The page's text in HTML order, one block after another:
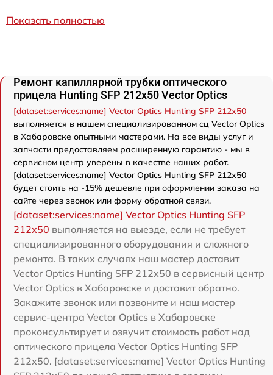
Показать полностью
Ремонт капиллярной трубки оптического
прицела Hunting SFP 212x50 Vector Optics
[dataset:services:name] Vector Optics Hunting SFP 212x50
выполняется в нашем специализированном сц Vector Optics
в Хабаровске опытными мастерами. На все виды услуг и
запчасти предоставляем расширенную гарантию - мы в
сервисном центр уверены в качестве наших работ.
[dataset:services:name] Vector Optics Hunting SFP 212x50
будет стоить на -15% дешевле при оформлении заказа на
сайте через звонок или форму обратной связи.
[dataset:services:name] Vector Optics Hunting SFP
212x50 выполняется на выезде, если не требует
специализированного оборудования и сложного
ремонта. В таких случаях наш мастер доставит
Vector Optics Hunting SFP 212x50 в сервисный центр
Vector Optics в Хабаровске и доставит обратно.
Закажите звонок или позвоните и наш мастер
сервис-центра Vector Optics в Хабаровске
проконсультирует и озвучит стоимость работ над
оптического прицела Vector Optics Hunting SFP
212x50. [dataset:services:name] Vector Optics Hunting